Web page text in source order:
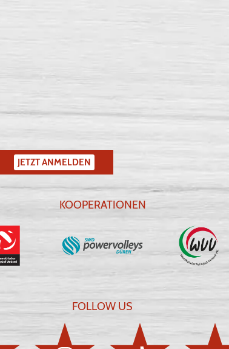
JETZT ANMELDEN
KOOPERATIONEN
FOLLOW US